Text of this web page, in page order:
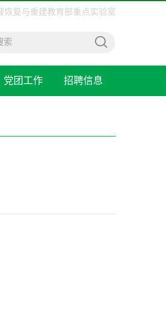
恢复与重建教育部重点实验室
党团工作 招聘信息